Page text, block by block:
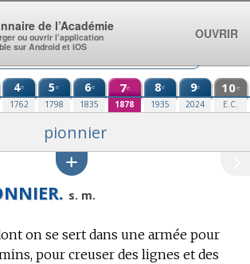
4e
1762
5e
1798
6e
1835
7e
1878
8e
1935
9e
2024
10e
E.C.
pionnier
s. m.
on se sert dans une armée pour
pour creuser des lignes et des
de l’Académie
ou ouvrir l’application
sur Android et iOS
OUVRIR